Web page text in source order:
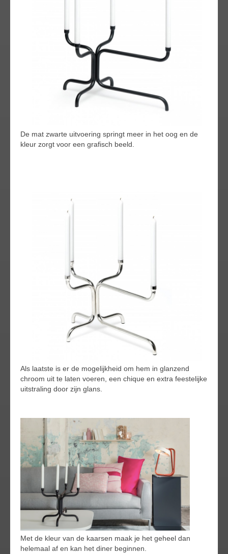
De mat zwarte uitvoering springt meer in het oog en de
kleur zorgt voor een grafisch beeld.
Als laatste is er de mogelijkheid om hem in glanzend
chroom uit te laten voeren, een chique en extra feestelijke
uitstraling door zijn glans.
Met de kleur van de kaarsen maak je het geheel dan
helemaal af en kan het diner beginnen.